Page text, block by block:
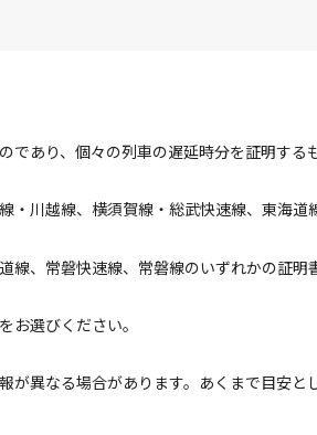
あり、個々の列車の遅延時分を証明す
川越線、横須賀線・総武快速線、東海
線、常磐快速線、常磐線のいずれかの証
お選びください。
異なる場合があります。あくまで目安と